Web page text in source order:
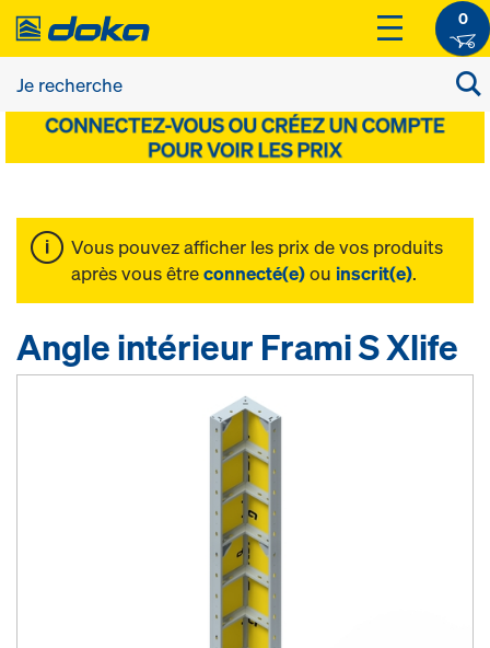
0
Vous pouvez afficher les prix de vos produits
après vous êtreconnecté(e)ou inscrit(e).
Angle intérieur Frami S Xlife